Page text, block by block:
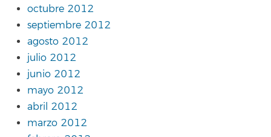
octubre 2012
septiembre 2012
agosto 2012
julio 2012
junio 2012
mayo 2012
abril 2012
marzo 2012